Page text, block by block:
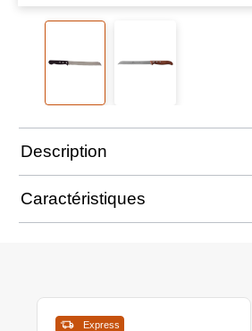
Description
Caractéristiques
Express